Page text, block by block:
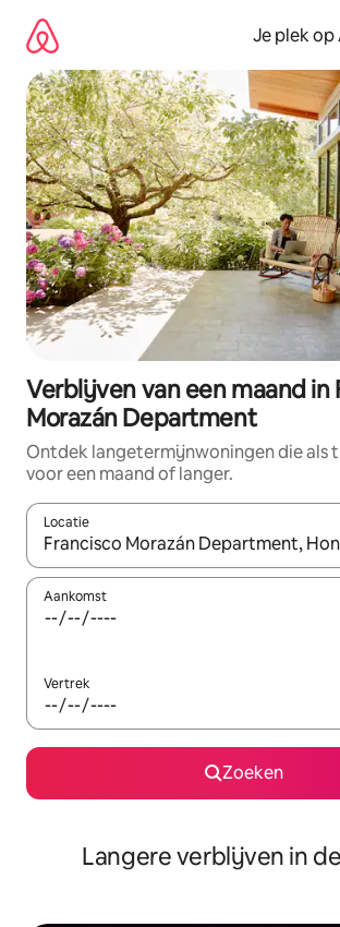
direct
naar
inhoud
Je plek
Verblijven van een maand in
Morazán Department
Ontdek langetermijnwoningen die als
voor een maand of langer.
Locatie
Wanneer er resultaten beschikbaar zijn,
Aankomst
Vertrek
Zoeken
Langere verblijven in